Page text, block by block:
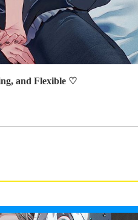
and Flexible ♡